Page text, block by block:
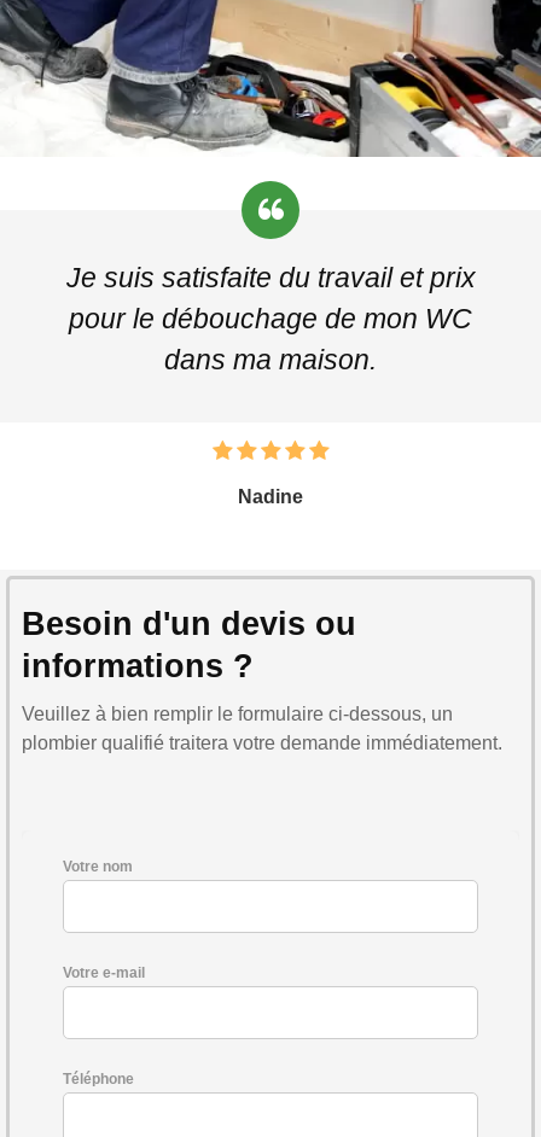
Je suis satisfaite du travail et prix
pour le débouchage de mon WC
dans ma maison.
Nadine
Besoin d'un devis ou
informations ?
Veuillez à bien remplir le formulaire ci-dessous, un
plombier qualifié traitera votre demande immédiatement.
Votre nom
Votre e-mail
Téléphone